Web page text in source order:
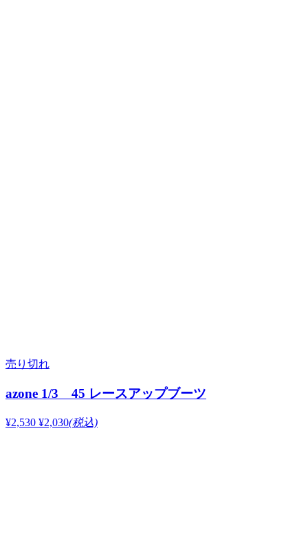
売り切れ
azone 1/3 45 レースアップブーツ
¥2,530 ¥2,030(税込)